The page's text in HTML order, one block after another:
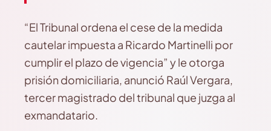
“El Tribunal ordena el cese de la medida
cautelar impuesta a Ricardo Martinelli por
cumplir el plazo de vigencia” y le otorga
prisión domiciliaria, anunció Raúl Vergara,
tercer magistrado del tribunal que juzga al
exmandatario.